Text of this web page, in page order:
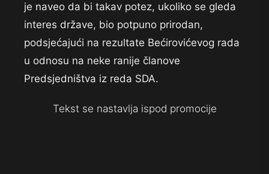
je naveo da bi takav potez, ukoliko se gleda
interes države, bio potpuno prirodan,
podsjećajući na rezultate Bećirovićevog rada
u odnosu na neke ranije članove
Predsjedništva iz reda SDA.
Tekst se nastavlja ispod promocije